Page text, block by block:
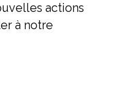
actions
à notre